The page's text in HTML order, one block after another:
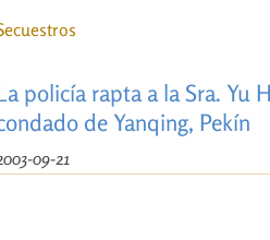
policía rapta a la Sra. Yu
de Yanqing, Pekín
09-21